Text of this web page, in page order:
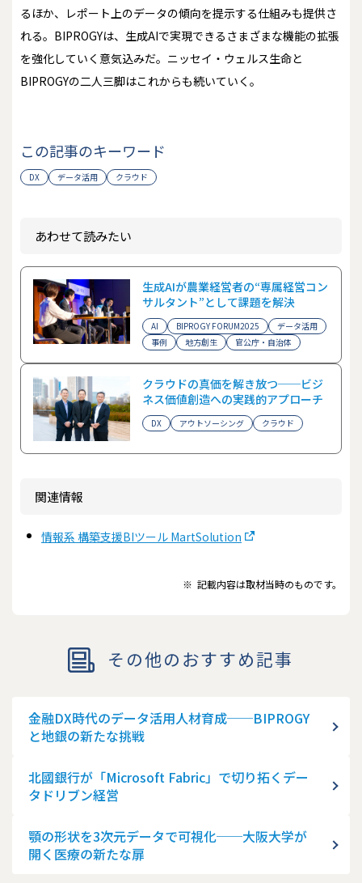
るほか、レポート上のデータの傾向を提示する仕組みも提供さ
れる。BIPROGYは、生成AIで実現できるさまざまな機能の拡張
を強化していく意気込みだ。ニッセイ・ウェルス生命と
BIPROGYの二人三脚はこれからも続いていく。
この記事のキーワード
DX データ活用 クラウド
あわせて読みたい
生成AIが農業経営者の“専属経営コン
サルタント”として課題を解決
AI BIPROGY FORUM2025
データ活用
事例
地方創生 官公庁・自治体
クラウドの真価を解き放つ──ビジ
ネス価値創造への実践的アプローチ
DX アウトソーシング クラウド
関連情報
情報系 構築支援BIツール MartSolution
※ 記載内容は取材当時のものです。
その他のおすすめ記事
金融DX時代のデータ活用人材育成──BIPROGY
と地銀の新たな挑戦
北國銀行が「Microsoft Fabric」で切り拓くデー
タドリブン経営
顎の形状を3次元データで可視化──大阪大学が
開く医療の新たな扉